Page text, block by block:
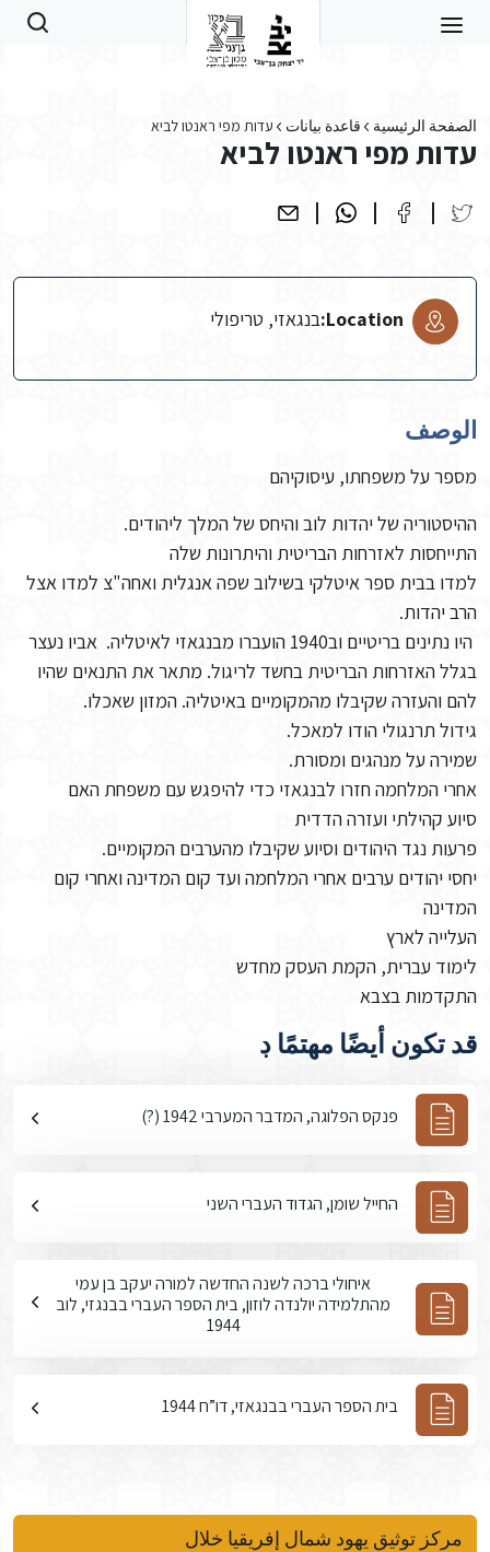
الصفحة الرئيسية قاعدة بيانات עדות מפי ראנטו לביא
עדות מפי ראנטו לביא
Location: בנגאזי, טריפולי
الوصف
מספר על משפחתו, עיסוקיהם
ההיסטוריה של יהדות לוב והיחס של המלך ליהודים.
התייחסות לאזרחות הבריטית והיתרונות שלה
למדו בבית ספר איטלקי בשילוב שפה אנגלית ואחה"צ למדו אצל
הרב יהדות.
היו נתינים בריטיים וב1940 הועברו מבנגאזי לאיטליה. אביו נעצר
בגלל האזרחות הבריטית בחשד לריגול. מתאר את התנאים שהיו
להם והעזרה שקיבלו מהמקומיים באיטליה. המזון שאכלו.
גידול תרנגולי הודו למאכל.
שמירה על מנהגים ומסורת.
אחרי המלחמה חזרו לבנגאזי כדי להיפגש עם משפחת האם
סיוע קהילתי ועזרה הדדית
פרעות נגד היהודים וסיוע שקיבלו מהערבים המקומיים.
יחסי יהודים ערבים אחרי המלחמה ועד קום המדינה ואחרי קום
המדינה
העלייה לארץ
לימוד עברית, הקמת העסק מחדש
התקדמות בצבא
قد تكون أيضًا مهتمًا ڊ
פנקס הפלוגה, המדבר המערבי 1942 (?)
החייל שומן, הגדוד העברי השני
איחולי ברכה לשנה החדשה למורה יעקב בן עמי
מהתלמידה יולנדה לוזון, בית הספר העברי בבנגזי, לוב
1944
בית הספר העברי בבנגאזי, דו”ח 1944
مركز توثيق يهود شمال إفريقيا خلال